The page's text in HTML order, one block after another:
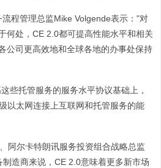
程管理总监Mike Volgende表示："对
何处，CE 2.0都可提高性能水平和相关
公司更高效地和全球各地的办事处保持
些托管服务的服务水平协议基础上，
以太网连接上互联网和托管服务的能
阿尔卡特朗讯服务投资组合战略总监
造商来说，CE 2.0意味着更多新市场